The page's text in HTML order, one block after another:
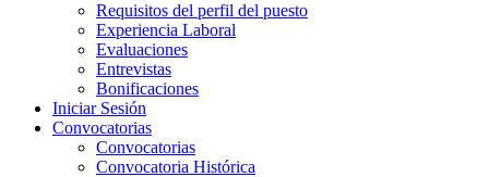
Requisitos del perfil del puesto
Experiencia Laboral
Evaluaciones
Entrevistas
Bonificaciones
Iniciar Sesión
Convocatorias
Convocatorias
Convocatoria Histórica